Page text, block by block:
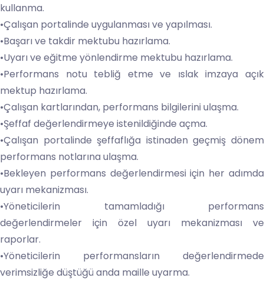
kullanma.
•Çalışan portalinde uygulanması ve yapılması.
•Başarı ve takdir mektubu hazırlama.
•Uyarı ve eğitme yönlendirme mektubu hazırlama.
•Performans notu tebliğ etme ve ıslak imzaya açık
mektup hazırlama.
•Çalışan kartlarından, performans bilgilerini ulaşma.
•Şeffaf değerlendirmeye istenildiğinde açma.
•Çalışan portalinde şeffaflığa istinaden geçmiş dönem
performans notlarına ulaşma.
•Bekleyen performans değerlendirmesi için her adımda
uyarı mekanizması.
•Yöneticilerin tamamladığı performans
değerlendirmeler için özel uyarı mekanizması ve
raporlar.
•Yöneticilerin performansların değerlendirmede
verimsizliğe düştüğü anda maille uyarma.